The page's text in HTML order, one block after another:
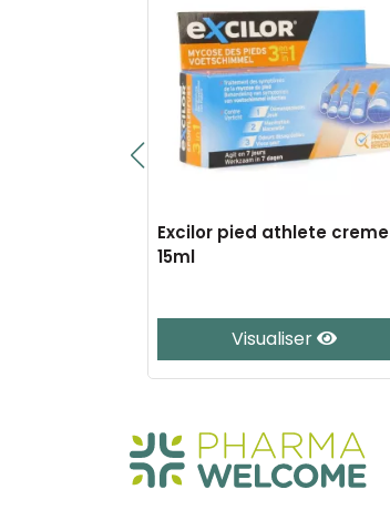
Excilor pied athlete creme
15ml
Visualiser